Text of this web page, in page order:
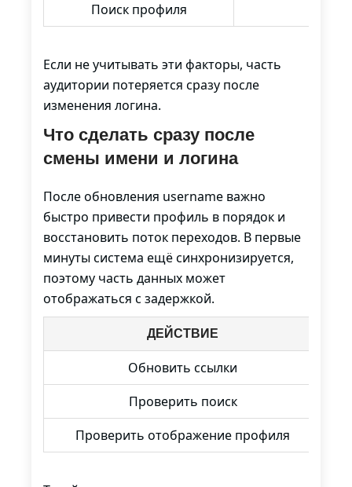
Поиск профиля
Если не учитывать эти факторы, часть
аудитории потеряется сразу после
изменения логина.
Что сделать сразу после
смены имени и логина
После обновления username важно
быстро привести профиль в порядок и
восстановить поток переходов. В первые
минуты система ещё синхронизируется,
поэтому часть данных может
отображаться с задержкой.
ДЕЙСТВИЕ
Обновить ссылки
Проверить поиск
Проверить отображение профиля